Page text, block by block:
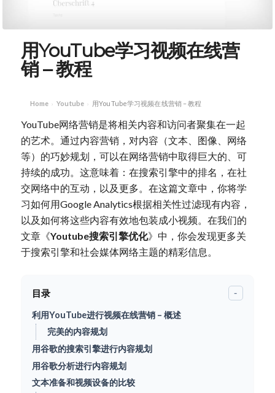
用YouTube学习视频在线营
销 – 教程
Home › Youtube › 用YouTube学习视频在线营销 – 教程
YouTube网络营销是将相关内容和访问者聚集在一起
的艺术。通过内容营销，对内容（文本、图像、网络
等）的巧妙规划，可以在网络营销中取得巨大的、可
持续的成功。这意味着：在搜索引擎中的排名，在社
交网络中的互动，以及更多。在这篇文章中，你将学
习如何用Google Analytics根据相关性过滤现有内容，
以及如何将这些内容有效地包装成小视频。在我们的
文章《Youtube搜索引擎优化》中，你会发现更多关
于搜索引擎和社会媒体网络主题的精彩信息。
目录 -
利用YouTube进行视频在线营销 – 概述
完美的内容规划
用谷歌的搜索引擎进行内容规划
用谷歌分析进行内容规划
文本准备和视频设备的比较